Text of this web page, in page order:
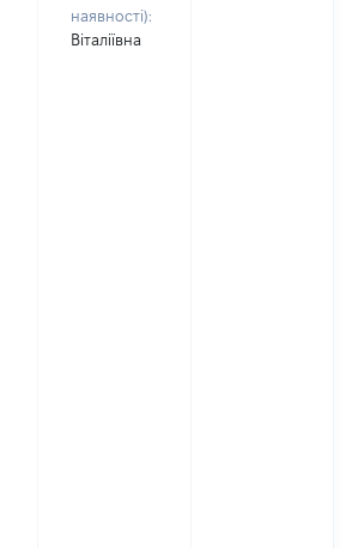
наявності):
Віталіївна